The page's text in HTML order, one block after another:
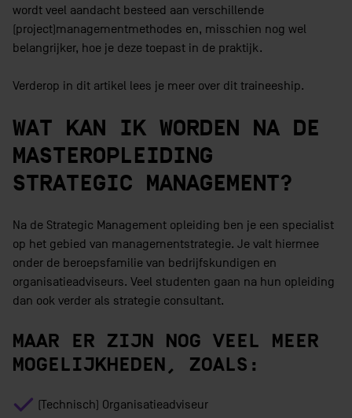
wordt veel aandacht besteed aan verschillende
(project)managementmethodes en, misschien nog wel
belangrijker, hoe je deze toepast in de praktijk.
Verderop in dit artikel lees je meer over dit traineeship.
WAT KAN IK WORDEN NA DE
MASTEROPLEIDING
STRATEGIC MANAGEMENT?
Na de Strategic Management opleiding ben je een specialist
op het gebied van managementstrategie. Je valt hiermee
onder de beroepsfamilie van bedrijfskundigen en
organisatieadviseurs. Veel studenten gaan na hun opleiding
dan ook verder als strategie consultant.
MAAR ER ZIJN NOG VEEL MEER
MOGELIJKHEDEN, ZOALS:
(Technisch) Organisatieadviseur